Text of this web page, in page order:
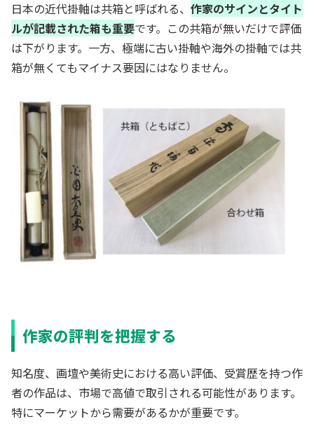
日本の近代掛軸は共箱と呼ばれる、 作家のサインとタイト
ルが記載された箱も重要です。この共箱が無いだけで評価
は下がります。一方、極端に古い掛軸や海外の掛軸では共
箱が無くてもマイナス要因にはなりません。
作家の評判を把握する
知名度、画壇や美術史における高い評価、受賞歴を持つ作
者の作品は、市場で高値で取引される可能性があります。
特にマーケットから需要があるかが重要です。